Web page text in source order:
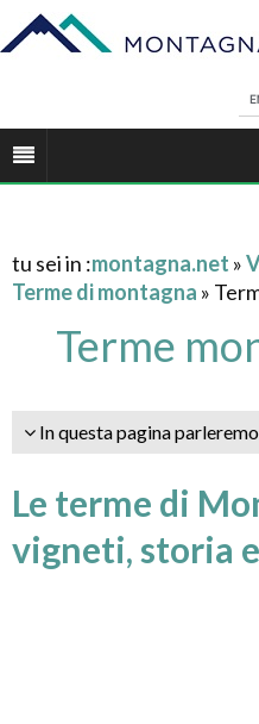
tu sei in :montagna.net »
Terme di montagna »
Terme
In questa pagina
Le terme di
vigneti, storia